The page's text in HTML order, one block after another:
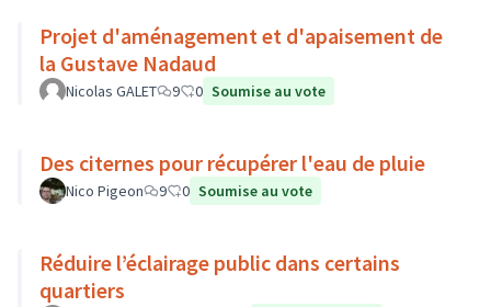
Projet d'aménagement et d'apaisement de
la Gustave Nadaud
Nicolas GALET 9 0 Soumise au vote
Des citernes pour récupérer l'eau de pluie
Nico Pigeon 9 0 Soumise au vote
Réduire l’éclairage public dans certains
quartiers